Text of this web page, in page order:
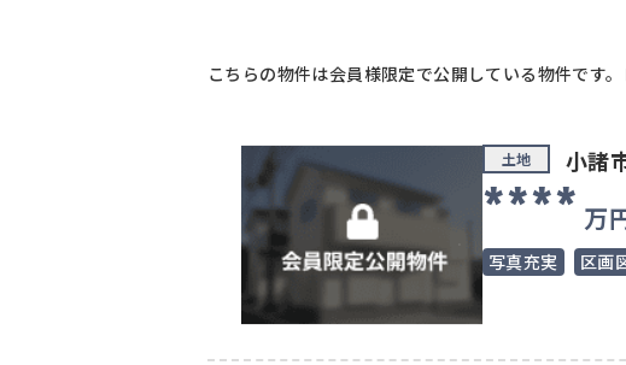
こちらの物件は会員様限定で公開している物件です
土地 小諸
**** 万
写真充実
区画